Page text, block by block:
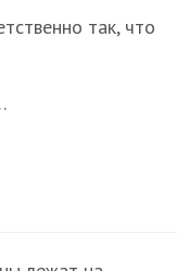
так, что